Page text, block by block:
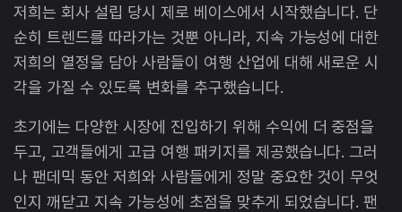
저희는 회사 설립 당시 제로 베이스에서 시작했습니다. 단
순히 트렌드를 따라가는 것뿐 아니라, 지속 가능성에 대한
저희의 열정을 담아 사람들이 여행 산업에 대해 새로운 시
각을 가질 수 있도록 변화를 추구했습니다.
초기에는 다양한 시장에 진입하기 위해 수익에 더 중점을
두고, 고객들에게 고급 여행 패키지를 제공했습니다. 그러
나 팬데믹 동안 저희와 사람들에게 정말 중요한 것이 무엇
인지 깨닫고 지속 가능성에 초점을 맞추게 되었습니다. 팬